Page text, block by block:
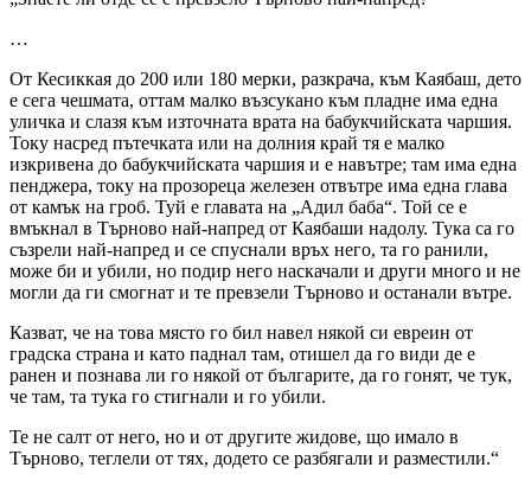
…
От Кесиккая до 200 или 180 мерки, разкрача, към Каябаш, дето
е сега чешмата, оттам малко възсукано към пладне има една
уличка и слазя към източната врата на бабукчийската чаршия.
Току насред пътечката или на долния край тя е малко
изкривена до бабукчийската чаршия и е навътре; там има една
пенджера, току на прозореца железен отвътре има една глава
от камък на гроб. Туй е главата на „Адил баба“. Той се е
вмъкнал в Търново най-напред от Каябаши надолу. Тука са го
съзрели най-напред и се спуснали връх него, та го ранили,
може би и убили, но подир него наскачали и други много и не
могли да ги смогнат и те превзели Търново и останали вътре.
Казват, че на това място го бил навел някой си евреин от
градска страна и като паднал там, отишел да го види де е
ранен и познава ли го някой от българите, да го гонят, че тук,
че там, та тука го стигнали и го убили.
Те не салт от него, но и от другите жидове, що имало в
Търново, теглели от тях, додето се разбягали и разместили.“